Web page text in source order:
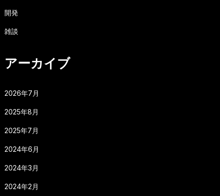
開発
雑談
アーカイブ
2026年7月
2025年8月
2025年7月
2024年6月
2024年3月
2024年2月